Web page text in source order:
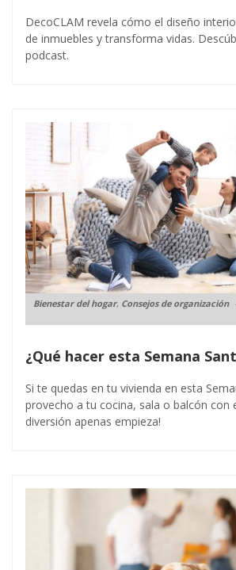
DecoCLAM revela cómo el diseño
de inmuebles y transforma vidas.
podcast.
Bienestar del hogar, Consejos de organización
¿Qué hacer esta Semana
Si te quedas en tu vivienda en esta
provecho a tu cocina, sala o balcón con
diversión apenas empieza!